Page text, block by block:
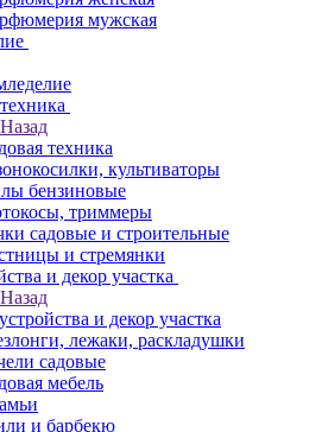
мужская
Назад
техника
культиваторы
бензиновые
триммеры
садовые и строительные
и стремянки
и декор участка
Назад
и декор участка
лежаки, раскладушки
садовые
мебель
и барбекю